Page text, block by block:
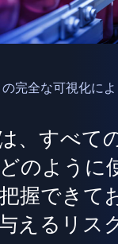
完全な可視化に
、すべて
のように
握できて
えるリス